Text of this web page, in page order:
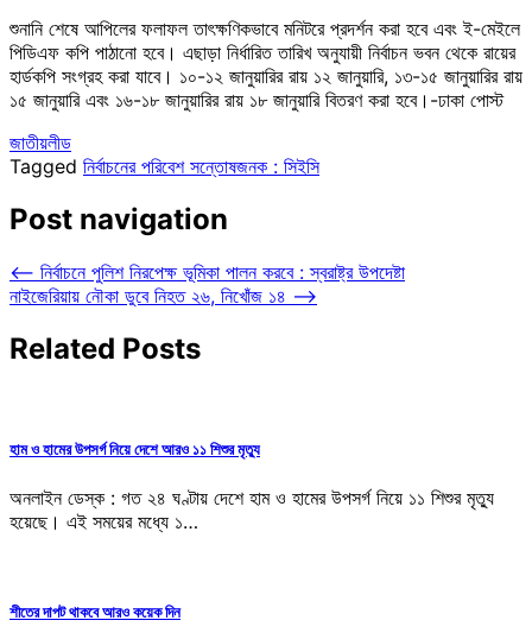
শুনানি শেষে আপিলের ফলাফল তাৎক্ষণিকভাবে মনিটরে প্রদর্শন করা হবে এবং ই-মেইলে
পিডিএফ কপি পাঠানো হবে। এছাড়া নির্ধারিত তারিখ অনুযায়ী নির্বাচন ভবন থেকে রায়ের
হার্ডকপি সংগ্রহ করা যাবে। ১০-১২ জানুয়ারির রায় ১২ জানুয়ারি, ১৩-১৫ জানুয়ারির রায়
১৫ জানুয়ারি এবং ১৬-১৮ জানুয়ারির রায় ১৮ জানুয়ারি বিতরণ করা হবে।-ঢাকা পোস্ট
জাতীয়লীড
Tagged নির্বাচনের পরিবেশ সন্তোষজনক : সিইসি
Post navigation
⟵ নির্বাচনে পুলিশ নিরপেক্ষ ভূমিকা পালন করবে : স্বরাষ্ট্র উপদেষ্টা
নাইজেরিয়ায় নৌকা ডুবে নিহত ২৬, নিখোঁজ ১৪ ⟶
Related Posts
হাম ও হামের উপসর্গ নিয়ে দেশে আরও ১১ শিশুর মৃত্যু
অনলাইন ডেস্ক : গত ২৪ ঘণ্টায় দেশে হাম ও হামের উপসর্গ নিয়ে ১১ শিশুর মৃত্যু
হয়েছে। এই সময়ের মধ্যে ১…
শীতের দাপট থাকবে আরও কয়েক দিন